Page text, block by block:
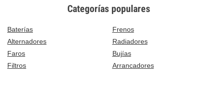
Categorías populares
Baterías
Frenos
Alternadores
Radiadores
Faros
Bujías
Filtros
Arrancadores